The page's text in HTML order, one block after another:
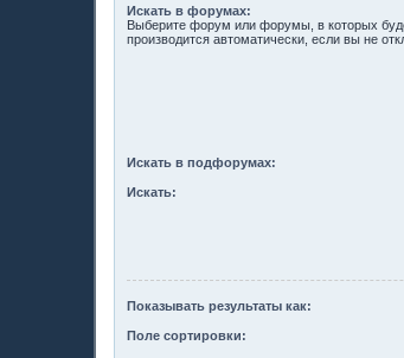
Искать в форумах:
Выберите форум или форумы, в которых
производится автоматически, если вы не
Искать в подфорумах:
Искать:
Показывать результаты как:
Поле сортировки: